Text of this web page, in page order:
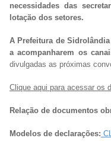
necessidades das
lotação dos setores.
A Prefeitura de
a acompanharem os
divulgadas as próximas
Clique aqui para acessar os
Relação de documentos
Modelos de declarações: